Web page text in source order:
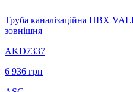
Труба каналізаційна ПВХ
зовнішня
AKD7337
6 936 грн